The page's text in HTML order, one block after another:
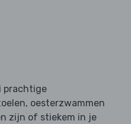
prachtige
oesterzwammen
zijn of stiekem in je